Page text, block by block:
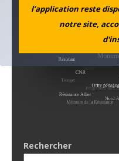
l’application reste
notre site,
Rechercher